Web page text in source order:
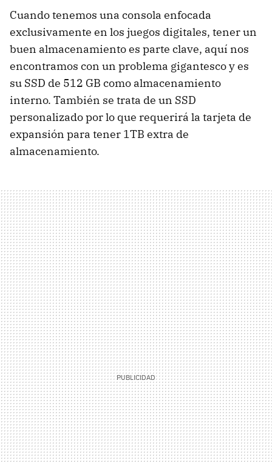
Cuando tenemos una consola enfocada
exclusivamente en los juegos digitales, tener un
buen almacenamiento es parte clave, aquí nos
encontramos con un problema gigantesco y es
su SSD de 512 GB como almacenamiento
interno. También se trata de un SSD
personalizado por lo que requerirá la tarjeta de
expansión para tener 1TB extra de
almacenamiento.